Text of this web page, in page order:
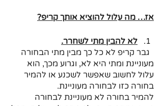
אז… מה עלול להוציא אותך קריפ?
לא להבין מתי לשחרר.
  גבר קריפ לא כל כך מבין מתי הבחורה
מעוניינת ומתי היא לא, וגרוע מכך, הוא
עלול לחשוב שאפשר לשכנע או להמיר
בחורה כזו לבחורה מעוניינת.
להמיר בחורה לא מעוניינת לבחורה